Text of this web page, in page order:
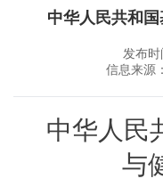
中华人民共和
发布时
信息来源
中华人民
与